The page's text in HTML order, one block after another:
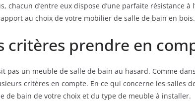
chacun d’entre eux dispose d’une parfaite résistance à
au choix de votre mobilier de salle de bain en bois.
critères prendre en
pas un meuble de salle de bain au hasard. Comme
critères en compte. En ce qui concerne les salles
de bain de votre choix et du type de meuble à installer.